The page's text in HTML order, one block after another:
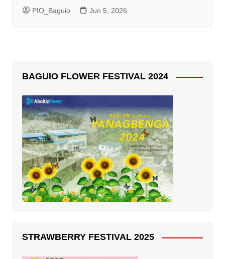
PIO_Baguio Jun 5, 2026
BAGUIO FLOWER FESTIVAL 2024
STRAWBERRY FESTIVAL 2025